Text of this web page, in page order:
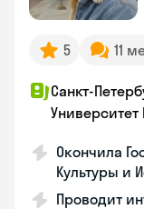
5 11
Санкт-
Университет
Окончила
Культуры и
Проводит